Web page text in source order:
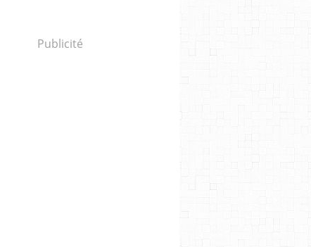
Publicité